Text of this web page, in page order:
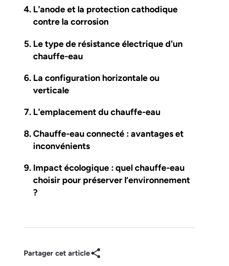
L'anode et la protection cathodique
contre la corrosion
Le type de résistance électrique d'un
chauffe-eau
La configuration horizontale ou
verticale
L'emplacement du chauffe-eau
Chauffe-eau connecté : avantages et
inconvénients
Impact écologique : quel chauffe-eau
choisir pour préserver l’environnement
?
Partager cet article